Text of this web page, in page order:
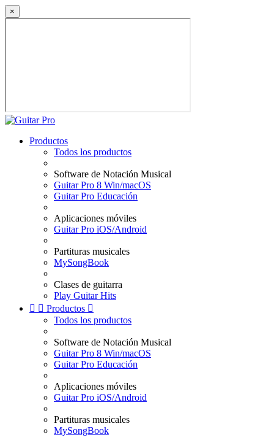
×
Productos
Todos los productos
Software de Notación Musical
Guitar Pro 8 Win/macOS
Guitar Pro Educación
Aplicaciones móviles
Guitar Pro iOS/Android
Partituras musicales
MySongBook
Clases de guitarra
Play Guitar Hits
  Productos 
Todos los productos
Software de Notación Musical
Guitar Pro 8 Win/macOS
Guitar Pro Educación
Aplicaciones móviles
Guitar Pro iOS/Android
Partituras musicales
MySongBook